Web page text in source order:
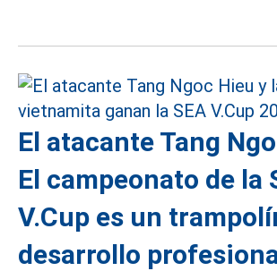
El atacante Tang
El campeonato de la
V.Cup es un
desarrollo